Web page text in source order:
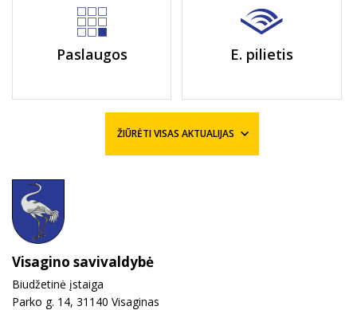
Paslaugos E. pilietis
ŽIŪRĖTI VISAS AKTUALIJAS
Visagino savivaldybė
Biudžetinė įstaiga
Parko g. 14, 31140 Visaginas